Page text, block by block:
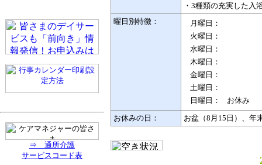
⇒ 通所介護
サービスコード表
・3種類の充実した入
曜日別特徴：
月曜日：
火曜日：
水曜日：
木曜日：
金曜日：
土曜日：
日曜日：
お休み
お休みの日：
お盆（8月15日）、年